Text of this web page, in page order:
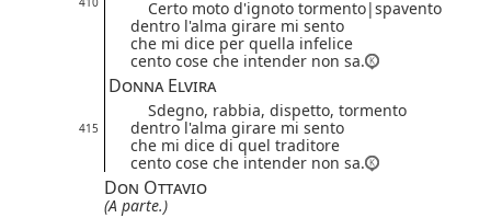
Certo moto d'ignoto tormento|spavento
dentro l'alma girare mi sento
che mi dice per quella infelice
cento cose che intender non sa.
Donna Elvira
Sdegno, rabbia, dispetto, tormento
415
dentro l'alma girare mi sento
che mi dice di quel traditore
cento cose che intender non sa.
Don Ottavio
(A parte.)